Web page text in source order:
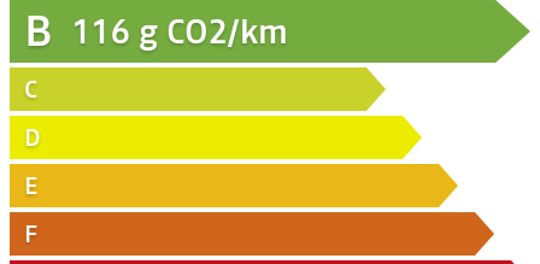
B 116 g CO2/km
C
D
E
F